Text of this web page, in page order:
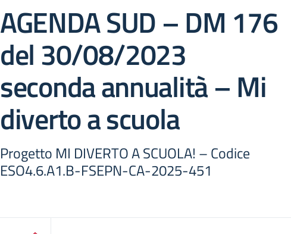
AGENDA SUD – DM 176
del 30/08/2023
seconda annualità – Mi
diverto a scuola
Progetto MI DIVERTO A SCUOLA! – Codice
ESO4.6.A1.B-FSEPN-CA-2025-451